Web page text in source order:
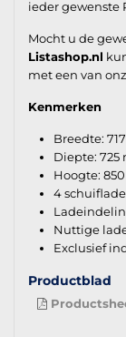
ieder gewenste
Mocht u de
Listashop.nl
met een van
Kenmerken
Breedte:
Diepte: 725
Hoogte:
4
Nuttige
Exclusief
Productblad